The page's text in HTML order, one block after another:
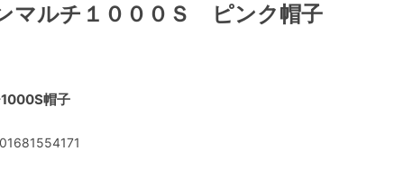
帽子
マルチ１０００Ｓ ピンク帽子